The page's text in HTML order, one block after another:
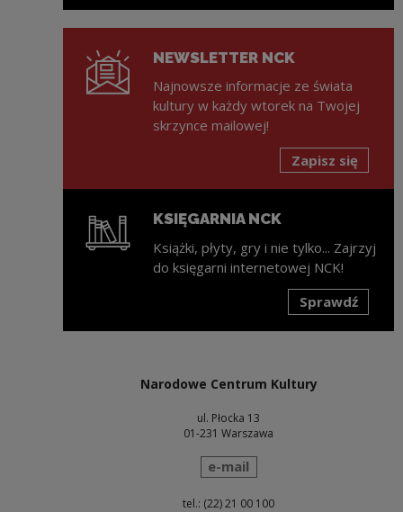
NEWSLETTER NCK
Najnowsze informacje ze świata
kultury w każdy wtorek na Twojej
skrzynce mailowej!
Zapisz się
KSIĘGARNIA NCK
Książki, płyty, gry i nie tylko... Zajrzyj
do księgarni internetowej NCK!
Sprawdź
Narodowe Centrum Kultury
ul. Płocka 13
01-231 Warszawa
wyślij wiadomość
e-mail
tel.: (22) 21 00 100